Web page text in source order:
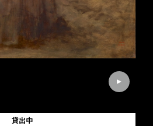
貸出中